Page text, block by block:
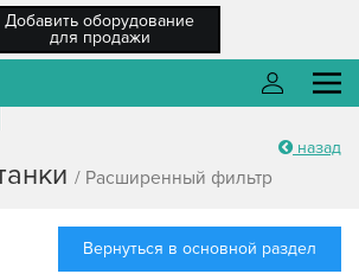
Добавить оборудование
для продажи
назад
/ Расширенный фильтр
Вернуться в основной раздел